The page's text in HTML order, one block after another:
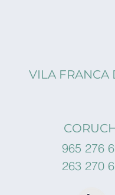
VILA FRANCA
965 276
263 270